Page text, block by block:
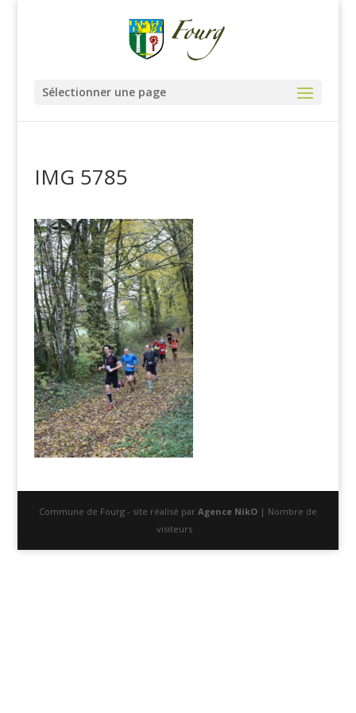
Sélectionner une page
IMG 5785
Commune de Fourg - site réalisé par Agence NikO| Nombre de
visiteurs